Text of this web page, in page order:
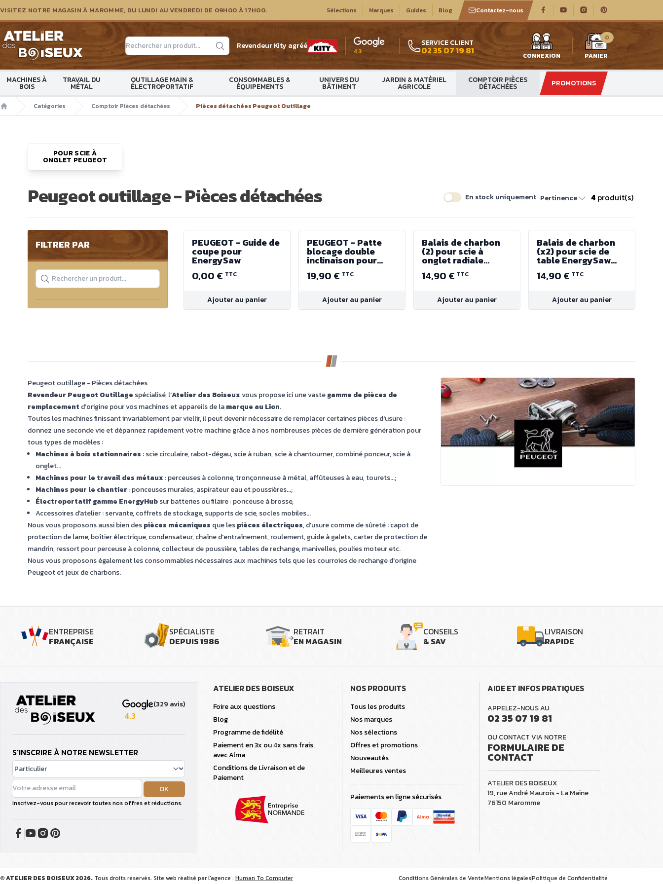
VISITEZ NOTRE MAGASIN À MAROMME, DU LUNDI AU VENDREDI DE 09H00 À 17H00. Sélections Marques Guides Blog Contactez-nous
Atelier des boiseux
Revendeur Kity agréé
4.3
SERVICE CLIENT
02 35 07 19 81 CONNEXION PANIER
0
MACHINES À
BOIS
TRAVAIL DU
MÉTAL
OUTILLAGE MAIN &
ÉLECTROPORTATIF
CONSOMMABLES &
ÉQUIPEMENTS
UNIVERS DU
BÂTIMENT
JARDIN & MATÉRIEL
AGRICOLE
COMPTOIR PIÈCES
DÉTACHÉES PROMOTIONS
Accueil
Catégories Comptoir Pièces détachées Pièces détachées Peugeot Outillage
POUR SCIE À
ONGLET PEUGEOT
Peugeot outillage - Pièces détachées En stock uniquement Pertinence 4 produit(s)
FILTRER PAR PEUGEOT - Guide de
coupe pour
EnergySaw
0,00 € TTC
Ajouter au panier
PEUGEOT - Patte
blocage double
inclinaison pour
EnergySaw
19,90 € TTC
Ajouter au panier
Balais de charbon
(2) pour scie à
onglet radiale
EnergySaw 254SB
14,90 € TTC
Ajouter au panier
Balais de charbon
(x2) pour scie de
table EnergySaw
254B
14,90 € TTC
Ajouter au panier
Peugeot outillage - Pièces détachées
Revendeur Peugeot Outillage spécialisé, l'Atelier des Boiseuxvous propose ici une vastegamme de pièces de
remplacement d'origine pour vos machines et appareils de lamarque au Lion.
Toutes les machines finissant invariablement par viellir, il peut devenir nécessaire de remplacer certaines pièces d'usure :
donnez une seconde vie et dépannez rapidement votre machine grâce à nos nombreuses pièces de dernière génération pour
tous types de modèles :
Machines à bois stationnaires : scie circulaire, rabot-dégau, scie à ruban, scie à chantourner, combiné ponceur, scie à
onglet...
Machines pour le travail des métaux : perceuses à colonne, tronçonneuse à métal, affûteuses à eau, tourets...;
Machines pour le chantier : ponceuses murales, aspirateur eau et poussières...;
Électroportatif gamme EnergyHubsur batteries ou filaire : ponceuse à brosse,
Accessoires d'atelier : servante, coffrets de stockage, supports de scie, socles mobiles...
Nous vous proposons aussi bien despièces mécaniques que lespièces électriques, d'usure comme de sûreté : capot de
protection de lame, boîtier électrique, condensateur, chaîne d'entraînement, roulement, guide à galets, carter de protection de
mandrin, ressort pour perceuse à colonne, collecteur de poussière, tables de rechange, manivelles, poulies moteur etc.
Nous vous proposons également les consommables nécessaires aux machines tels que les courroies de rechange d'origine
Peugeot et jeux de charbons.
ENTREPRISE
FRANÇAISE
SPÉCIALISTE
DEPUIS 1986
RETRAIT
EN MAGASIN
CONSEILS
& SAV
LIVRAISON
RAPIDE
(329 avis)
4.3
S'INSCRIRE À NOTRE NEWSLETTER
OK
Inscrivez-vous pour recevoir toutes nos offres et réductions.
ATELIER DES BOISEUX
Foire aux questions
Blog
Programme de fidélité
Paiement en 3x ou 4x sans frais
avec Alma
Conditions de Livraison et de
Paiement
NOS PRODUITS
Tous les produits
Nos marques
Nos sélections
Offres et promotions
Nouveautés
Meilleures ventes
Paiements en ligne sécurisés
AIDE ET INFOS PRATIQUES
APPELEZ-NOUS AU
02 35 07 19 81
OU CONTACT VIA NOTRE
FORMULAIRE DE
CONTACT
ATELIER DES BOISEUX
19, rue André Maurois - La Maine
76150 Maromme
© ATELIER DES BOISEUX 2026. Tous droits réservés. Site web réalisé par l'agence : Human To Computer Conditions Générales de VenteMentions légalesPolitique de Confidentialité